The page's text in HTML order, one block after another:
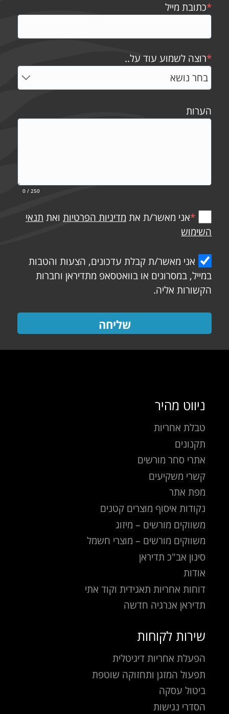
*כתובת מייל
*רוצה לשמוע עוד על..
הערות
0 / 250
*אני מאשר/ת את מדיניות הפרטיות ואת תנאי
השימוש
אני מאשר/ת קבלת עדכונים, הצעות והטבות
במייל, במסרונים או בוואטסאפ מתדיראן וחברות
הקשורות אליה.
שליחה
ניווט מהיר
טבלת אחריות
תקנונים
אתרי סחר מורשים
קשרי משקיעים
מפת אתר
נקודות איסוף מוצרים קטנים
משווקים מורשים – מיזוג
משווקים מורשים – מוצרי חשמל
סינון אב"כ תדיראן
אודות
דוחות אחריות תאגידית וקוד אתי
תדיראן אנרגיה חדשה
שירות לקוחות
הפעלת אחריות דיגיטלית
תפעול המזגן ותחזוקה שוטפת
ביטול עסקה
הסדרי נגישות